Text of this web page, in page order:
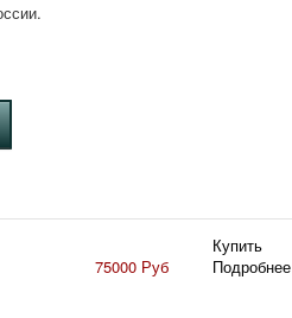
75000 Руб
Купить
Подробнее